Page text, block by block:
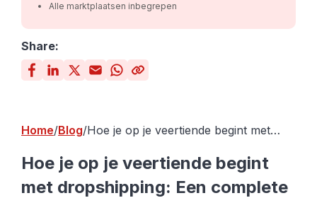
Alle marktplaatsen inbegrepen
Share:
Home Blog Hoe je op je veertiende begint met
juridisch, financieel en praktisch
succes voor tienerondernemers
Hoe je op je veertiende begint
met dropshipping: Een complete